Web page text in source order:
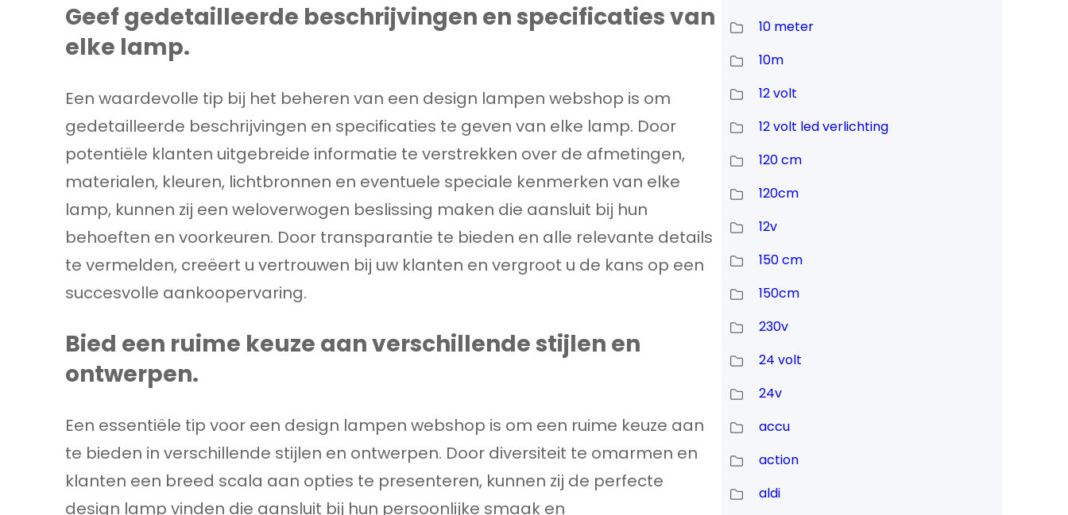
Geef gedetailleerde beschrijvingen en specificaties van
elke lamp.
Een waardevolle tip bij het beheren van een design lampen webshop is om
gedetailleerde beschrijvingen en specificaties te geven van elke lamp. Door
potentiële klanten uitgebreide informatie te verstrekken over de afmetingen,
materialen, kleuren, lichtbronnen en eventuele speciale kenmerken van elke
lamp, kunnen zij een weloverwogen beslissing maken die aansluit bij hun
behoeften en voorkeuren. Door transparantie te bieden en alle relevante details
te vermelden, creëert u vertrouwen bij uw klanten en vergroot u de kans op een
succesvolle aankoopervaring.
Bied een ruime keuze aan verschillende stijlen en
ontwerpen.
Een essentiële tip voor een design lampen webshop is om een ruime keuze aan
te bieden in verschillende stijlen en ontwerpen. Door diversiteit te omarmen en
klanten een breed scala aan opties te presenteren, kunnen zij de perfecte
design lamp vinden die aansluit bij hun persoonlijke smaak en
10 meter
10m
12 volt
12 volt led verlichting
120 cm
120cm
12v
150 cm
150cm
230v
24 volt
24v
accu
action
aldi